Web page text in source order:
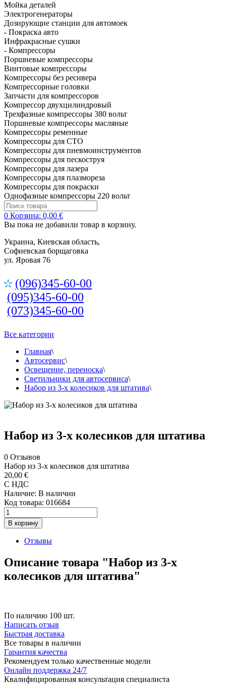
Мойка деталей
Электрогенераторы
Дозирующие станции для автомоек
- Покраска авто
Инфракрасные сушки
- Компрессоры
Поршневые компрессоры
Винтовые компрессоры
Компрессоры без ресивера
Компрессорные головки
Запчасти для компрессоров
Компрессор двухцилиндровый
Трехфазные компрессоры 380 вольт
Поршневые компрессоры масляные
Компрессоры ременные
Компрессоры для СТО
Компрессоры для пневмоинструментов
Компрессоры для пескоструя
Компрессоры для лазера
Компрессоры для плазмореза
Компрессоры для покраски
Однофазные компрессоры 220 вольт
0 Корзина: 0,00 €
Вы пока не добавили товар в корзину.
Украина, Киевская область,
Софиевская борщаговка
ул. Яровая 76
(096)345-60-00
(095)345-60-00
(073)345-60-00
Все категории
Главная\
Автосервис\
Освещение, переноска\
Светильники для автосервиса\
Набор из 3-х колесиков для штатива\
Набор из 3-х колесиков для штатива
0 Отзывов
Набор из 3-х колесиков для штатива
20,00 €
С НДС
Наличие: В наличии
Код товара: 016684
В корзину
Отзывы
Описание товара "Набор из 3-х
колесиков для штатива"
По наличию 100 шт.
Написать отзыв
Быстрая доставка
Все товары в наличии
Гарантия качества
Рекомендуем только качественные модели
Онлайн поддержка 24/7
Квалифицированная консультация специалиста